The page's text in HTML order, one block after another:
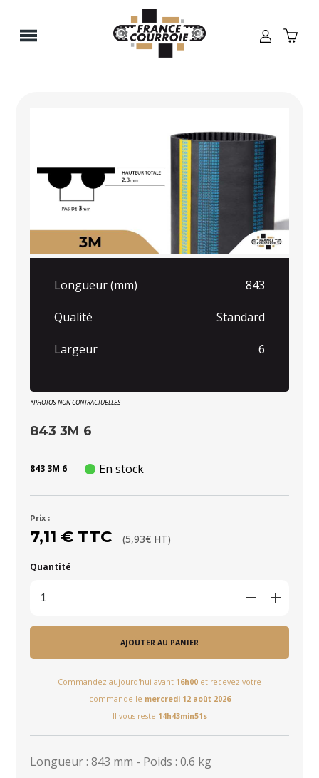
Longueur (mm) 843
Qualité Standard
Largeur 6
*PHOTOS NON CONTRACTUELLES
843 3M 6
843 3M 6 En stock
Prix :
7,11 € TTC (5,93€ HT)
Quantité
AJOUTER AU PANIER
Commandez aujourd'hui avant 16h00 et recevez votre
commande le mercredi 12 août 2026
Il vous reste 14h43min50s
Longueur : 843 mm - Poids : 0.6 kg
Panneau de gestion des cookies